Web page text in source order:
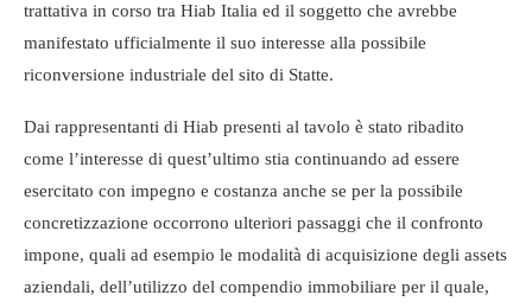
trattativa in corso tra Hiab Italia ed il soggetto che avrebbe
manifestato ufficialmente il suo interesse alla possibile
riconversione industriale del sito di Statte.
Dai rappresentanti di Hiab presenti al tavolo è stato ribadito
come l’interesse di quest’ultimo stia continuando ad essere
esercitato con impegno e costanza anche se per la possibile
concretizzazione occorrono ulteriori passaggi che il confronto
impone, quali ad esempio le modalità di acquisizione degli assets
aziendali, dell’utilizzo del compendio immobiliare per il quale,